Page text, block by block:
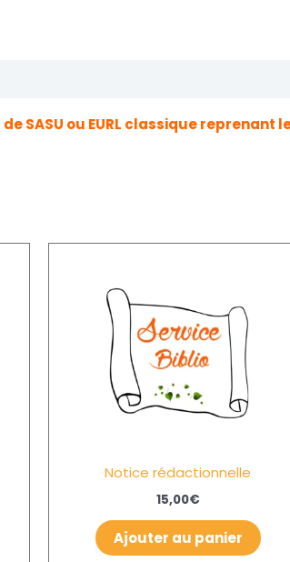
SASU ou EURL classique
Notice rédactionnelle
15,00€
Ajouter au panier